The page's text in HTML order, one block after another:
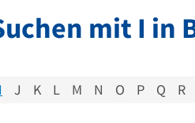
mit I in
I J K L M N O P Q R